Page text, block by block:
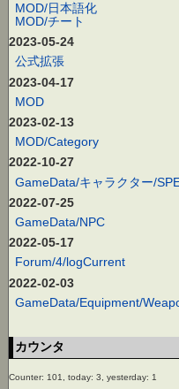
MOD/日本語化
MOD/チート
2023-05-24
公式拡張
2023-04-17
MOD
2023-02-13
MOD/Category
2022-10-27
GameData/キャラクター/
2022-07-25
GameData/NPC
2022-05-17
Forum/4/logCurrent
2022-02-03
GameData/Equipment/
カウンタ
Counter: 101, today: 3, yesterday: 1